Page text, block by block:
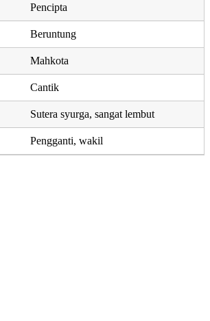
Pencipta
Beruntung
Mahkota
Cantik
Sutera syurga, sangat lembut
Pengganti, wakil